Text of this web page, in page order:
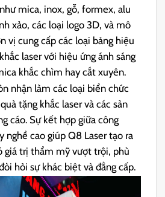
mica, inox, gỗ, formex, alu
xảo, các loại logo 3D, và mô
vị cung cấp các loại bảng hiệu
laser với hiệu ứng ánh sáng
khắc chìm hay cắt xuyên.
nhận làm các loại biển chức
tặng khắc laser và các sản
cáo. Sự kết hợp giữa công
nghề cao giúp Q8 Laser tạo ra
giá trị thẩm mỹ vượt trội, phù
hỏi sự khác biệt và đẳng cấp.